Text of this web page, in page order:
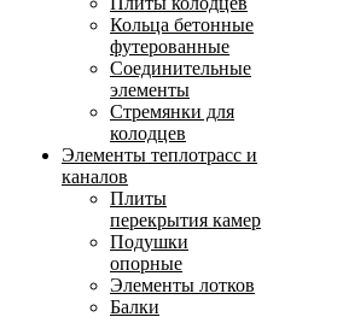
Кольца бетонные
футерованные
Соединительные
элементы
Стремянки для
колодцев
Элементы теплотрасс и
каналов
Плиты
перекрытия камер
Подушки
опорные
Элементы лотков
Балки